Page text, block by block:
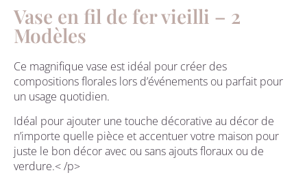
Vase en fil de fer vieilli – 2
Modèles
Ce magnifique vase est idéal pour créer des
compositions florales lors d’événements ou parfait pour
un usage quotidien.
Idéal pour ajouter une touche décorative au décor de
n’importe quelle pièce etaccentuer votre maison pour
juste le bon décor avec ou sans ajouts floraux ou de
verdure.< /p>